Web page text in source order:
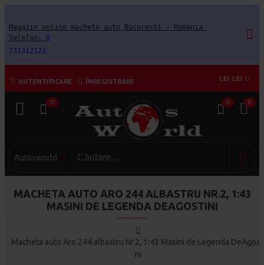
Magazin online machete auto Bucuresti - Romania
Telefon: 0
731312123
AUTENTIFICARE ÎNREGISTRARE LEI LEI
0 0 0
Autosworld
Macheta auto Aro 244 albastru Nr.2, 1:43 Masini de Legenda
ni
MACHETA AUTO ARO 244 ALBASTRU NR.2, 1:43
MASINI DE LEGENDA DEAGOSTINI